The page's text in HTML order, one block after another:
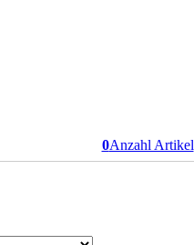
0Anzahl Artikel